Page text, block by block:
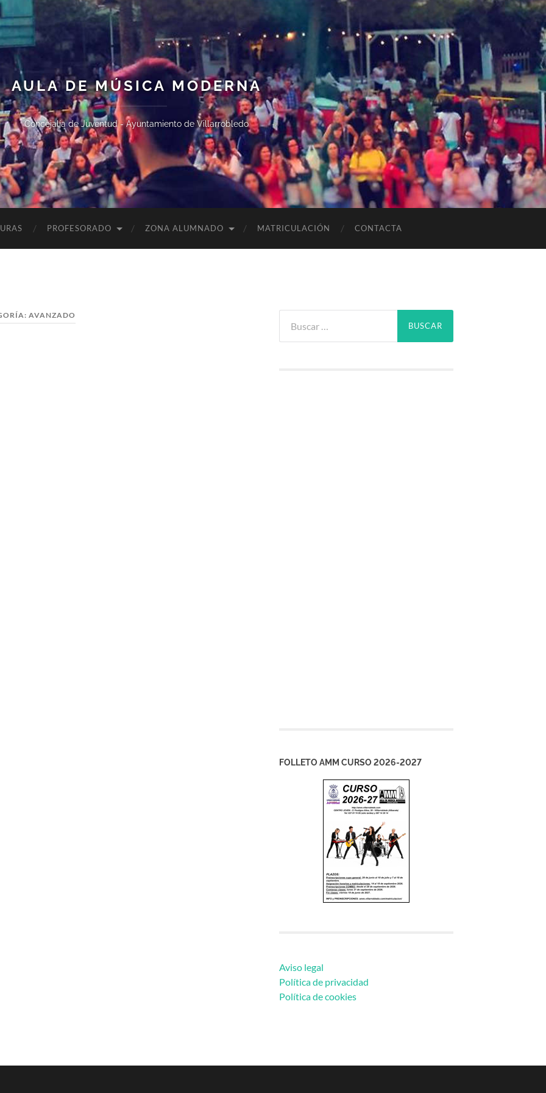
AULA DE MÚSICA MODERNA
Concejalía de Juventud - Ayuntamiento de Villarrobledo
PROFESORADO ZONA ALUMNADO MATRICULACIÓN CONTACTA
AVANZADO
FOLLETO AMM CURSO 2026-2027
Aviso legal
Política de privacidad
Política de cookies